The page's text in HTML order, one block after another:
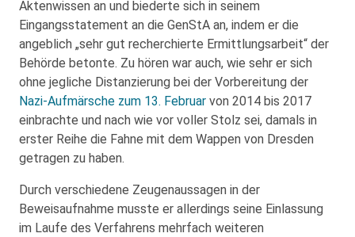
Aktenwissen an und biederte sich in seinem
Eingangsstatement an die GenStA an, indem er die
angeblich „sehr gut recherchierte Ermittlungsarbeit“ der
Behörde betonte. Zu hören war auch, wie sehr er sich
ohne jegliche Distanzierung bei der Vorbereitung der
Nazi-Aufmärsche zum 13. Februar von 2014 bis 2017
einbrachte und nach wie vor voller Stolz sei, damals in
erster Reihe die Fahne mit dem Wappen von Dresden
getragen zu haben.
Durch verschiedene Zeugenaussagen in der
Beweisaufnahme musste er allerdings seine Einlassung
im Laufe des Verfahrens mehrfach weiteren